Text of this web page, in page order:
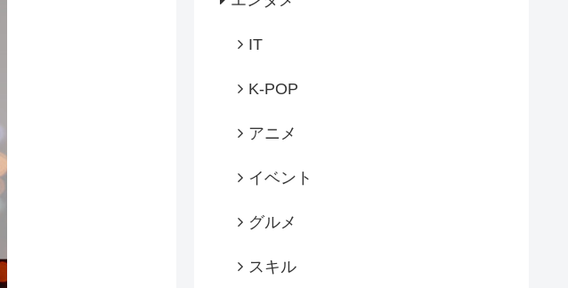
IT
K-POP
アニメ
イベント
グルメ
スキル